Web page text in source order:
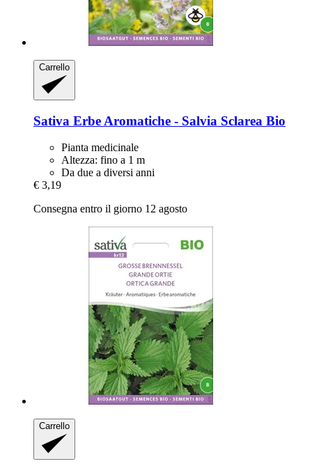
Carrello
Sativa Erbe Aromatiche -​ Salvia Sclarea Bio
Pianta medicinale
Altezza: fino a 1 m
Da due a diversi anni
€ 3,19
Consegna entro il giorno 12 agosto
Carrello